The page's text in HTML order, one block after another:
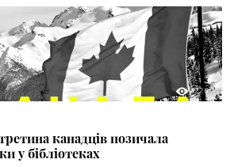
228
канадців позичала
у бібліотеках